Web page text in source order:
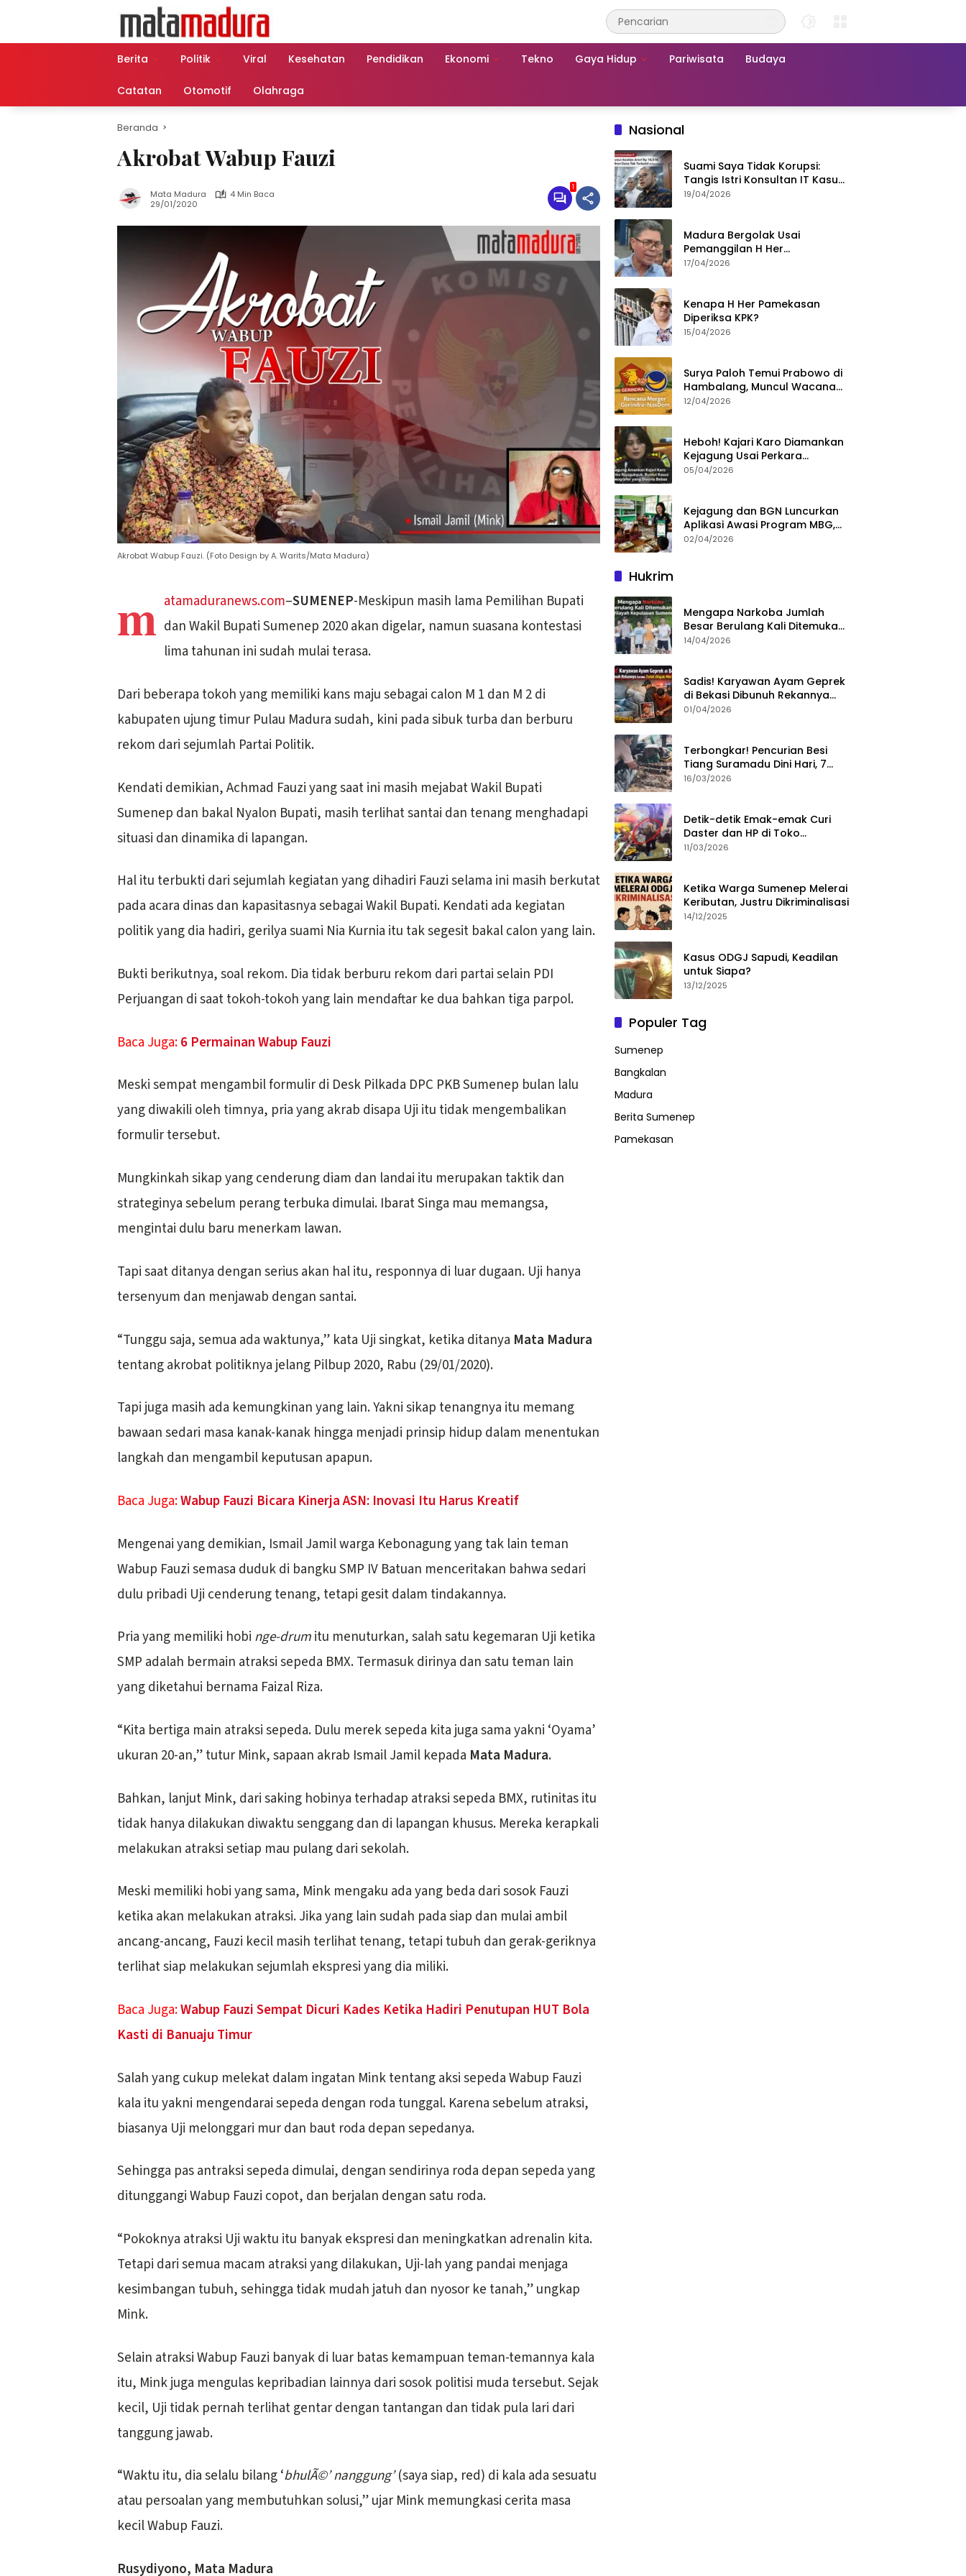
Berita
Politik Viral Kesehatan Pendidikan Ekonomi Tekno Gaya Hidup Pariwisata Budaya
Catatan Otomotif Olahraga
Beranda
Akrobat Wabup Fauzi
Mata Madura
4 Min Baca
29/01/2020
1
Akrobat Wabup Fauzi. (Foto Design by A. Warits/Mata Madura)
m atamaduranews.com–SUMENEP-Meskipun masih lama Pemilihan Bupati
dan Wakil Bupati Sumenep 2020 akan digelar, namun suasana kontestasi
lima tahunan ini sudah mulai terasa.
Dari beberapa tokoh yang memiliki kans maju sebagai calon M 1 dan M 2 di
kabupaten ujung timur Pulau Madura sudah, kini pada sibuk turba dan berburu
rekom dari sejumlah Partai Politik.
Kendati demikian, Achmad Fauzi yang saat ini masih mejabat Wakil Bupati
Sumenep dan bakal Nyalon Bupati, masih terlihat santai dan tenang menghadapi
situasi dan dinamika di lapangan.
Hal itu terbukti dari sejumlah kegiatan yang dihadiri Fauzi selama ini masih berkutat
pada acara dinas dan kapasitasnya sebagai Wakil Bupati. Kendati ada kegiatan
politik yang dia hadiri, gerilya suami Nia Kurnia itu tak segesit bakal calon yang lain.
Bukti berikutnya, soal rekom. Dia tidak berburu rekom dari partai selain PDI
Perjuangan di saat tokoh-tokoh yang lain mendaftar ke dua bahkan tiga parpol.
Baca Juga:6 Permainan Wabup Fauzi
Meski sempat mengambil formulir di Desk Pilkada DPC PKB Sumenep bulan lalu
yang diwakili oleh timnya, pria yang akrab disapa Uji itu tidak mengembalikan
formulir tersebut.
Mungkinkah sikap yang cenderung diam dan landai itu merupakan taktik dan
strateginya sebelum perang terbuka dimulai. Ibarat Singa mau memangsa,
mengintai dulu baru menerkam lawan.
Tapi saat ditanya dengan serius akan hal itu, responnya di luar dugaan. Uji hanya
tersenyum dan menjawab dengan santai.
“Tunggu saja, semua ada waktunya,” kata Uji singkat, ketika ditanya Mata Madura
tentang akrobat politiknya jelang Pilbup 2020, Rabu (29/01/2020).
Tapi juga masih ada kemungkinan yang lain. Yakni sikap tenangnya itu memang
bawaan sedari masa kanak-kanak hingga menjadi prinsip hidup dalam menentukan
langkah dan mengambil keputusan apapun.
Baca Juga:Wabup Fauzi Bicara Kinerja ASN: Inovasi Itu Harus Kreatif
Mengenai yang demikian, Ismail Jamil warga Kebonagung yang tak lain teman
Wabup Fauzi semasa duduk di bangku SMP IV Batuan menceritakan bahwa sedari
dulu pribadi Uji cenderung tenang, tetapi gesit dalam tindakannya.
Pria yang memiliki hobi nge-drumitu menuturkan, salah satu kegemaran Uji ketika
SMP adalah bermain atraksi sepeda BMX. Termasuk dirinya dan satu teman lain
yang diketahui bernama Faizal Riza.
“Kita bertiga main atraksi sepeda. Dulu merek sepeda kita juga sama yakni ‘Oyama’
ukuran 20-an,” tutur Mink, sapaan akrab Ismail Jamil kepada Mata Madura.
Bahkan, lanjut Mink, dari saking hobinya terhadap atraksi sepeda BMX, rutinitas itu
tidak hanya dilakukan diwaktu senggang dan di lapangan khusus. Mereka kerapkali
melakukan atraksi setiap mau pulang dari sekolah.
Meski memiliki hobi yang sama, Mink mengaku ada yang beda dari sosok Fauzi
ketika akan melakukan atraksi. Jika yang lain sudah pada siap dan mulai ambil
ancang-ancang, Fauzi kecil masih terlihat tenang, tetapi tubuh dan gerak-geriknya
terlihat siap melakukan sejumlah ekspresi yang dia miliki.
Baca Juga:Wabup Fauzi Sempat Dicuri Kades Ketika Hadiri Penutupan HUT Bola
Kasti di Banuaju Timur
Salah yang cukup melekat dalam ingatan Mink tentang aksi sepeda Wabup Fauzi
kala itu yakni mengendarai sepeda dengan roda tunggal. Karena sebelum atraksi,
biasanya Uji melonggari mur dan baut roda depan sepedanya.
Sehingga pas antraksi sepeda dimulai, dengan sendirinya roda depan sepeda yang
ditunggangi Wabup Fauzi copot, dan berjalan dengan satu roda.
“Pokoknya atraksi Uji waktu itu banyak ekspresi dan meningkatkan adrenalin kita.
Tetapi dari semua macam atraksi yang dilakukan, Uji-lah yang pandai menjaga
kesimbangan tubuh, sehingga tidak mudah jatuh dan nyosor ke tanah,” ungkap
Mink.
Selain atraksi Wabup Fauzi banyak di luar batas kemampuan teman-temannya kala
itu, Mink juga mengulas kepribadian lainnya dari sosok politisi muda tersebut. Sejak
kecil, Uji tidak pernah terlihat gentar dengan tantangan dan tidak pula lari dari
tanggung jawab.
“Waktu itu, dia selalu bilang ‘bhulÃ©’ nanggung’(saya siap, red) di kala ada sesuatu
atau persoalan yang membutuhkan solusi,” ujar Mink memungkasi cerita masa
kecil Wabup Fauzi.
Rusydiyono, Mata Madura
Nasional
Suami Saya Tidak Korupsi:
Tangis Istri Konsultan IT Kasus
Nadiem Dituntut 22,5 Tahun
19/04/2026
Madura Bergolak Usai
Pemanggilan H Her
Pamekasan, Faizal Assegaf
17/04/2026
Kenapa H Her Pamekasan
Diperiksa KPK?
15/04/2026
Surya Paloh Temui Prabowo di
Hambalang, Muncul Wacana
Penggabungan NasDem dan
12/04/2026
Heboh! Kajari Karo Diamankan
Kejagung Usai Perkara
Videografer Divonis Bebas
05/04/2026
Kejagung dan BGN Luncurkan
Aplikasi Awasi Program MBG,
Begini Cara Lapornya
02/04/2026
Hukrim
Mengapa Narkoba Jumlah
Besar Berulang Kali Ditemukan
di Wilayah Kepulauan
14/04/2026
Sadis! Karyawan Ayam Geprek
di Bekasi Dibunuh Rekannya
karena Tolak Diajak Merampok
01/04/2026
Terbongkar! Pencurian Besi
Tiang Suramadu Dini Hari, 7
ABK Ditangkap Polisi
16/03/2026
Detik-detik Emak-emak Curi
Daster dan HP di Toko
Sumenep, Aksi Terekam CCTV
11/03/2026
Ketika Warga Sumenep Melerai
Keributan, Justru Dikriminalisasi
14/12/2025
Kasus ODGJ Sapudi, Keadilan
untuk Siapa?
13/12/2025
Populer Tag
Sumenep
Bangkalan
Madura
Berita Sumenep
Pamekasan